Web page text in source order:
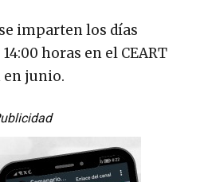
imparten los días
horas en el CEART
junio.